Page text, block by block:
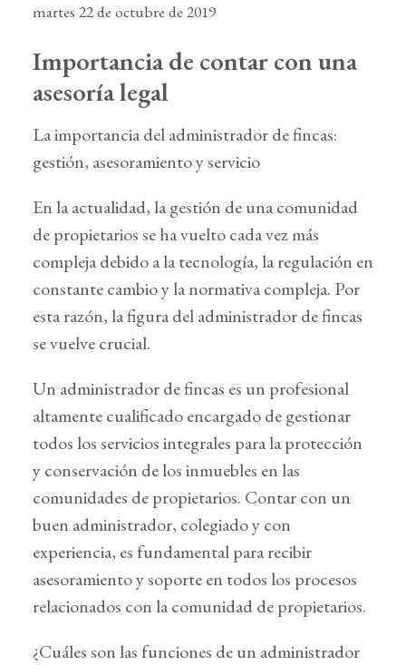
martes 22 de octubre de 2019
Importancia de contar con una
asesoría legal
La importancia del administrador de fincas:
gestión, asesoramiento y servicio
En la actualidad, la gestión de una comunidad
de propietarios se ha vuelto cada vez más
compleja debido a la tecnología, la regulación en
constante cambio y la normativa compleja. Por
esta razón, la figura del administrador de fincas
se vuelve crucial.
Un administrador de fincas es un profesional
altamente cualificado encargado de gestionar
todos los servicios integrales para la protección
y conservación de los inmuebles en las
comunidades de propietarios. Contar con un
buen administrador, colegiado y con
experiencia, es fundamental para recibir
asesoramiento y soporte en todos los procesos
relacionados con la comunidad de propietarios.
¿Cuáles son las funciones de un administrador